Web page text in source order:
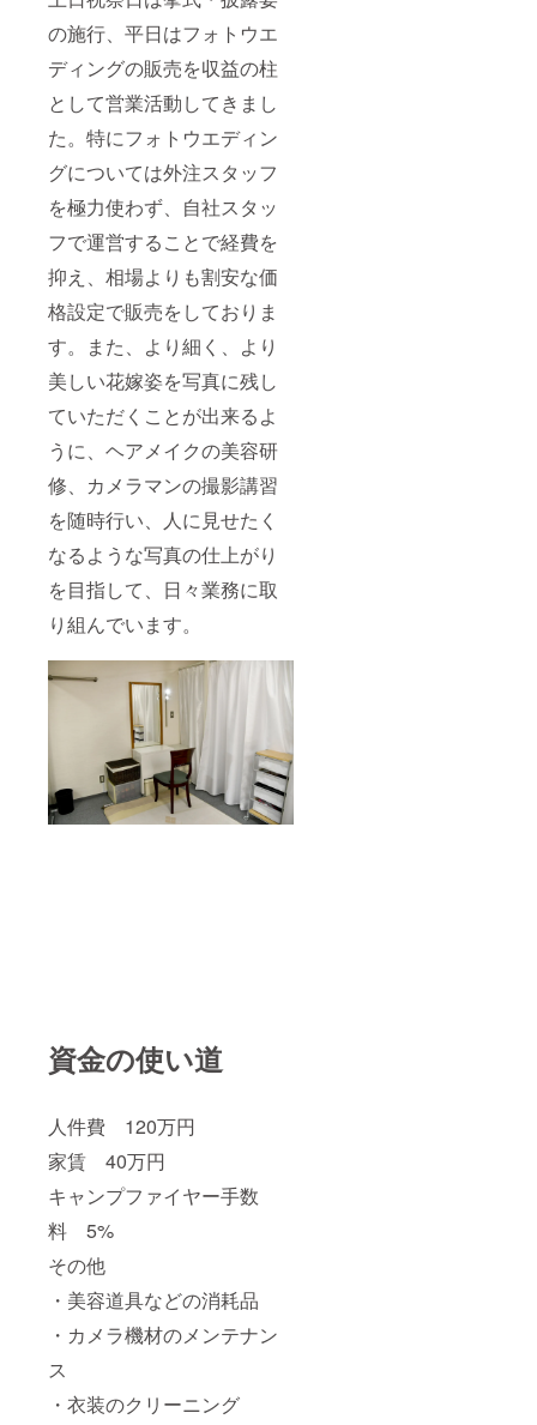
の施行、平日はフォトウエ
ディングの販売を収益の柱
として営業活動してきまし
た。特にフォトウエディン
グについては外注スタッフ
を極力使わず、自社スタッ
フで運営することで経費を
抑え、相場よりも割安な価
格設定で販売をしておりま
す。また、より細く、より
美しい花嫁姿を写真に残し
ていただくことが出来るよ
うに、ヘアメイクの美容研
修、カメラマンの撮影講習
を随時行い、人に見せたく
なるような写真の仕上がり
を目指して、日々業務に取
り組んでいます。
資金の使い道
人件費 120万円
家賃 40万円
キャンプファイヤー手数
料 5%
その他
・美容道具などの消耗品
・カメラ機材のメンテナン
ス
・衣装のクリーニング